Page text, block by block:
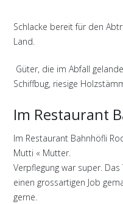
Schlacke bereit für den
Land.
Güter, die im Abfall
Schiffbug, riesige
Im Restaurant
Im Restaurant Bahnhöfli
Mutti « Mutter.
Verpflegung war super.
einen grossartigen Job
gerne.